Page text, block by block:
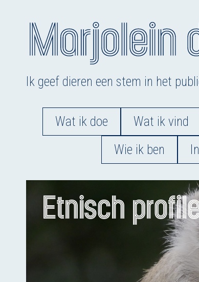
Ik geef dieren een stem in het
Wat ik doe Wat ik vind
Wie ik ben
Etnisch